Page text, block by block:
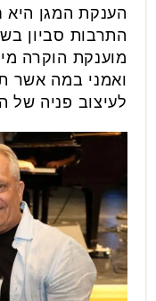
הענקת המגן
התרבות סביון
מוענקת הוקרה
ואמני במה אשר
לעיצוב פניה של